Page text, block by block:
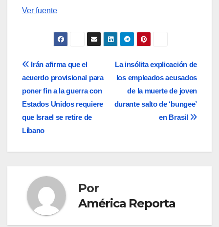
Ver fuente
Navegación
de
entradas
La insólita explicación de
los empleados acusados
de la muerte de joven
durante salto de ‘bungee’
en Brasil
Irán afirma que el
acuerdo provisional para
poner fin a la guerra con
Estados Unidos requiere
que Israel se retire de
Líbano
Por
América Reporta